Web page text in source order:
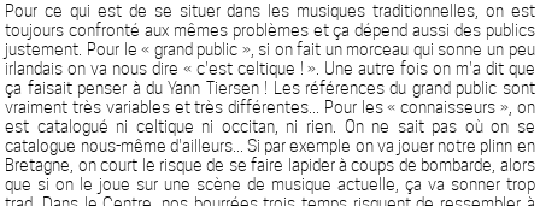
Pour ce qui est de se situer dans les musiques traditionnelles, on est
toujours confronté aux mêmes problèmes et ça dépend aussi des publics
justement. Pour le « grand public », si on fait un morceau qui sonne un peu
irlandais on va nous dire « c'est celtique ! ». Une autre fois on m'a dit que
ça faisait penser à du Yann Tiersen ! Les références du grand public sont
vraiment très variables et très différentes... Pour les « connaisseurs », on
est catalogué ni celtique ni occitan, ni rien. On ne sait pas où on se
catalogue nous-même d'ailleurs... Si par exemple on va jouer notre plinn en
Bretagne, on court le risque de se faire lapider à coups de bombarde, alors
que si on le joue sur une scène de musique actuelle, ça va sonner trop